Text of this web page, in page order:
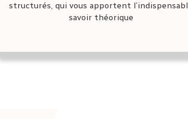
structurés, qui vous apportent
savoir théorique